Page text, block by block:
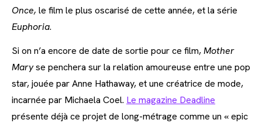
Once, le film le plus oscarisé de cette année, et la série
Euphoria.
Si on n’a encore de date de sortie pour ce film,Mother
Maryse penchera sur la relation amoureuse entre une pop
star, jouée par Anne Hathaway, et une créatrice de mode,
incarnée par Michaela Coel. Le magazine Deadline
présente déjà ce projet de long-métrage comme un « epic